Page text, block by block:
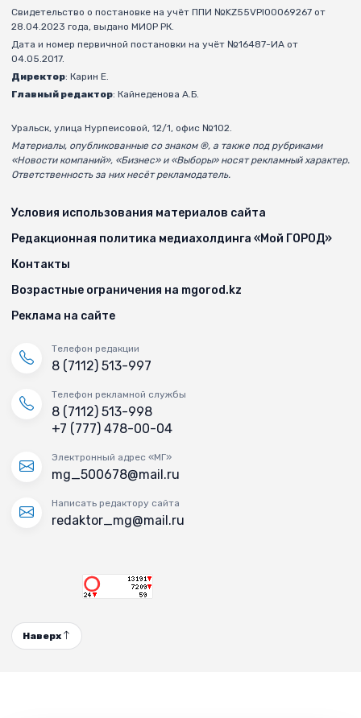
Свидетельство о постановке на учёт ППИ №KZ55VPI00069267 от
28.04.2023 года, выдано МИОР РК.
Дата и номер первичной постановки на учёт №16487-ИА от
04.05.2017.
Директор: Карин Е.
Главный редактор: Кайнеденова А.Б.
Уральск, улица Нурпеисовой, 12/1, офис №102.
Материалы, опубликованные со знаком ®, а также под рубриками
«Новости компаний», «Бизнес» и «Выборы» носят рекламный характер.
Ответственность за них несёт рекламодатель.
Условия использования материалов сайта
Редакционная политика медиахолдинга «Мой ГОРОД»
Контакты
Возрастные ограничения на mgorod.kz
Реклама на сайте
Телефон редакции
8 (7112) 513-997
Телефон рекламной службы
8 (7112) 513-998
+7 (777) 478-00-04
Электронный адрес «МГ»
mg_500678@mail.ru
Написать редактору сайта
redaktor_mg@mail.ru
Наверх